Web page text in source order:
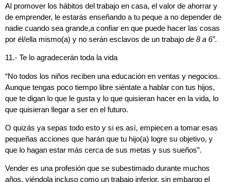
Al promover los hábitos del trabajo en casa, el valor de ahorrar y
de emprender, le estarás enseñando a tu peque a no depender de
nadie cuando sea grande,a confiar en que puede hacer las cosas
por él/ella mismo(a) y no serán esclavos de un trabajo de 8 a 6”.
11.- Te lo agradecerán toda la vida
“No todos los niños reciben una educación en ventas y negocios.
Aunque tengas poco tiempo libre siéntate a hablar con tus hijos,
que te digan lo que le gusta y lo que quisieran hacer en la vida, lo
que quisieran llegar a ser en el futuro.
O quizás ya sepas todo esto y si es así, empiecen a tomar esas
pequeñas acciones que harán que tu hijo(a) logre su objetivo, y
que lo hagan estar más cerca de sus metas y sus sueños”.
Vender es una profesión que se subestimado durante muchos
años, viéndola incluso como un trabajo inferior, sin embargo el